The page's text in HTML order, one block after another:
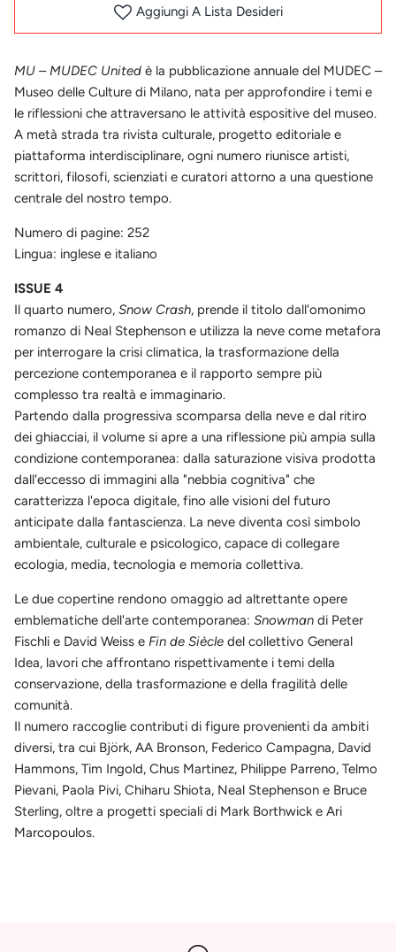
Aggiungi A Lista Desideri
MU – MUDEC United è la pubblicazione annuale del MUDEC –
Museo delle Culture di Milano, nata per approfondire i temi e
le riflessioni che attraversano le attività espositive del museo.
A metà strada tra rivista culturale, progetto editoriale e
piattaforma interdisciplinare, ogni numero riunisce artisti,
scrittori, filosofi, scienziati e curatori attorno a una questione
centrale del nostro tempo.
Numero di pagine: 252
Lingua: inglese e italiano
ISSUE 4
Il quarto numero, Snow Crash, prende il titolo dall'omonimo
romanzo di Neal Stephenson e utilizza la neve come metafora
per interrogare la crisi climatica, la trasformazione della
percezione contemporanea e il rapporto sempre più
complesso tra realtà e immaginario.
Partendo dalla progressiva scomparsa della neve e dal ritiro
dei ghiacciai, il volume si apre a una riflessione più ampia sulla
condizione contemporanea: dalla saturazione visiva prodotta
dall'eccesso di immagini alla "nebbia cognitiva" che
caratterizza l'epoca digitale, fino alle visioni del futuro
anticipate dalla fantascienza. La neve diventa così simbolo
ambientale, culturale e psicologico, capace di collegare
ecologia, media, tecnologia e memoria collettiva.
Le due copertine rendono omaggio ad altrettante opere
emblematiche dell'arte contemporanea: Snowman di Peter
Fischli e David Weiss e Fin de Siècle del collettivo General
Idea, lavori che affrontano rispettivamente i temi della
conservazione, della trasformazione e della fragilità delle
comunità.
Il numero raccoglie contributi di figure provenienti da ambiti
diversi, tra cui Björk, AA Bronson, Federico Campagna, David
Hammons, Tim Ingold, Chus Martinez, Philippe Parreno, Telmo
Pievani, Paola Pivi, Chiharu Shiota, Neal Stephenson e Bruce
Sterling, oltre a progetti speciali di Mark Borthwick e Ari
Marcopoulos.